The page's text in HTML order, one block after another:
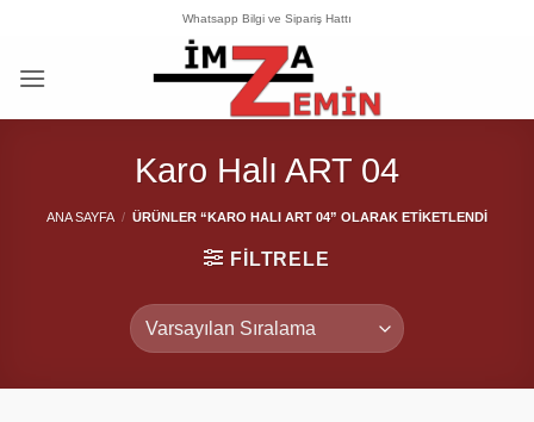
Whatsapp Bilgi ve Sipariş Hattı
Karo Halı ART 04
ANA SAYFA / ÜRÜNLER “KARO HALI ART 04” OLARAK ETIKETLENDI
FILTRELE